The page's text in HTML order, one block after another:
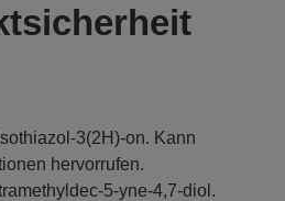
3(2H)-on. Kann
hervorrufen.
5-yne-4,7-diol.